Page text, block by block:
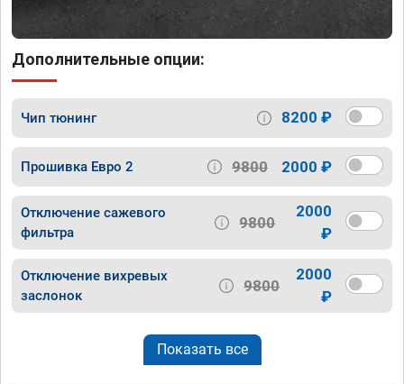
Дополнительные опции:
Чип тюнинг 8200 ₽
Прошивка Евро 2 9800 2000 ₽
Отключение сажевого
фильтра
9800
2000
₽
Отключение вихревых
заслонок
9800
2000
₽
Показать все